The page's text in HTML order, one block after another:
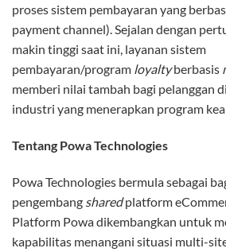
proses sistem pembayaran yang
payment channel). Sejalan dengan
makin tinggi saat ini, layanan sistem
pembayaran/program loyaltyberbasis
memberi nilai tambah bagi pelanggan
industri yang menerapkan program
Tentang Powa Technologies
Powa Technologies bermula sebagai
pengembang sharedplatform
Platform Powa dikembangkan untuk
kapabilitas menangani situasi multi-